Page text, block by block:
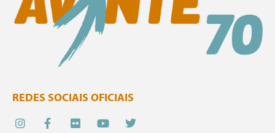
REDES SOCIAIS OFICIAIS